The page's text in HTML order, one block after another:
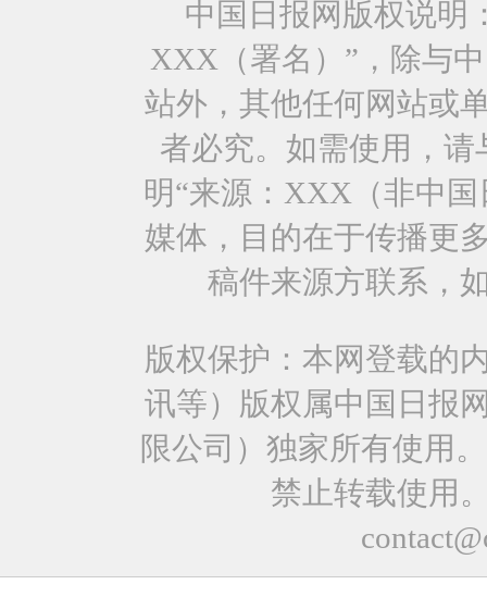
中国日报网版权说明
XXX（署名）”，除与
站外，其他任何网站或
者必究。如需使用，请
明“来源：XXX（非中
媒体，目的在于传播更
稿件来源方联系，
版权保护：本网登载的
讯等）版权属中国日报
限公司）独家所有使用
禁止转载使用